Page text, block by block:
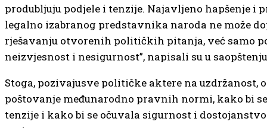
produbljuju podjele i tenzije. Najavljeno hapšenje i
legalno izabranog predstavnika naroda ne može
rješavanju otvorenih političkih pitanja, već samo
neizvjesnost i nesigurnost”, napisali su u
Stoga, pozivajusve političke aktere na uzdržanost,
poštovanje međunarodno pravnih normi, kako bi
tenzije i kako bi se očuvala sigurnost i